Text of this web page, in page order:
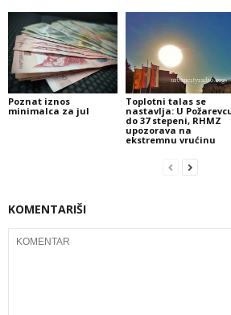
Poznat iznos
minimalca za jul
Toplotni talas se
nastavlja: U
do 37 stepeni, RHMZ
upozorava na
ekstremnu vrućinu
KOMENTARIŠI